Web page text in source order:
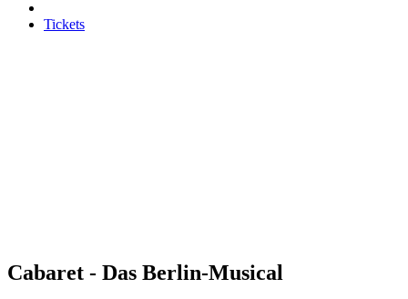
Tickets
Cabaret - Das Berlin-Musical